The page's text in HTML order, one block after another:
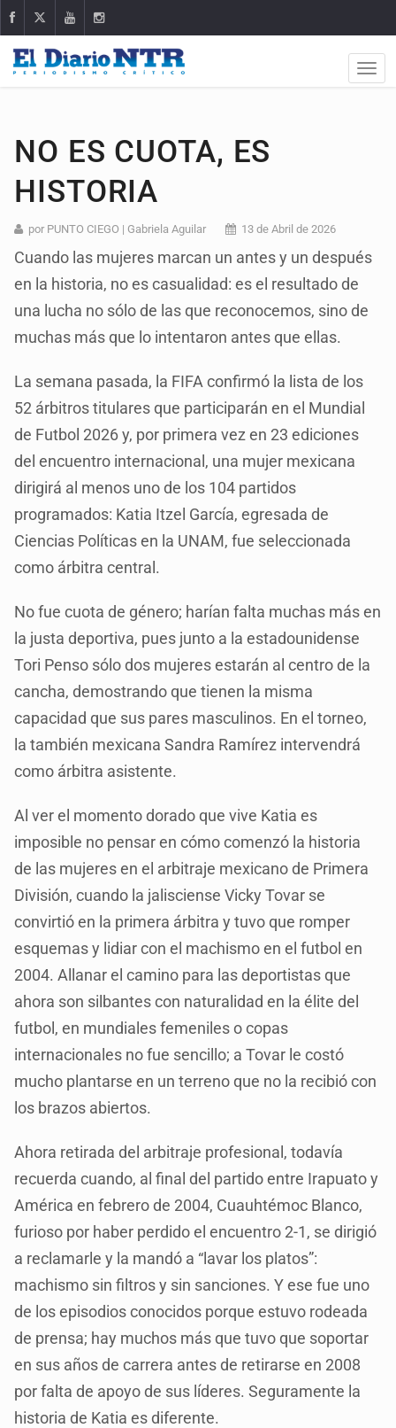
NO ES CUOTA, ES
HISTORIA
por PUNTO CIEGO | Gabriela Aguilar 13 de Abril de 2026
Cuando las mujeres marcan un antes y un después
en la historia, no es casualidad: es el resultado de
una lucha no sólo de las que reconocemos, sino de
muchas más que lo intentaron antes que ellas.
La semana pasada, la FIFA confirmó la lista de los
52 árbitros titulares que participarán en el Mundial
de Futbol 2026 y, por primera vez en 23 ediciones
del encuentro internacional, una mujer mexicana
dirigirá al menos uno de los 104 partidos
programados: Katia Itzel García, egresada de
Ciencias Políticas en la UNAM, fue seleccionada
como árbitra central.
No fue cuota de género; harían falta muchas más en
la justa deportiva, pues junto a la estadounidense
Tori Penso sólo dos mujeres estarán al centro de la
cancha, demostrando que tienen la misma
capacidad que sus pares masculinos. En el torneo,
la también mexicana Sandra Ramírez intervendrá
como árbitra asistente.
Al ver el momento dorado que vive Katia es
imposible no pensar en cómo comenzó la historia
de las mujeres en el arbitraje mexicano de Primera
División, cuando la jalisciense Vicky Tovar se
convirtió en la primera árbitra y tuvo que romper
esquemas y lidiar con el machismo en el futbol en
2004. Allanar el camino para las deportistas que
ahora son silbantes con naturalidad en la élite del
futbol, en mundiales femeniles o copas
internacionales no fue sencillo; a Tovar le costó
mucho plantarse en un terreno que no la recibió con
los brazos abiertos.
Ahora retirada del arbitraje profesional, todavía
recuerda cuando, al final del partido entre Irapuato y
América en febrero de 2004, Cuauhtémoc Blanco,
furioso por haber perdido el encuentro 2-1, se dirigió
a reclamarle y la mandó a “lavar los platos”:
machismo sin filtros y sin sanciones. Y ese fue uno
de los episodios conocidos porque estuvo rodeada
de prensa; hay muchos más que tuvo que soportar
en sus años de carrera antes de retirarse en 2008
por falta de apoyo de sus líderes. Seguramente la
historia de Katia es diferente.